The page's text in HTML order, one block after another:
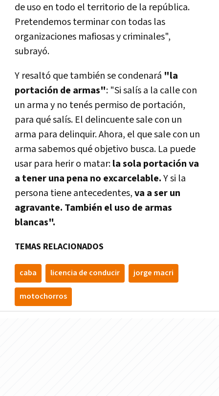
de uso en todo el territorio de la república.
Pretendemos terminar con todas las
organizaciones mafiosas y criminales",
subrayó.
Y resaltó que también se condenará "la
portación de armas": "Si salís a la calle con
un arma y no tenés permiso de portación,
para qué salís. El delincuente sale con un
arma para delinquir. Ahora, el que sale con un
arma sabemos qué objetivo busca. La puede
usar para herir o matar:la sola portación va
a tener una pena no excarcelable.Y si la
persona tiene antecedentes,va a ser un
agravante. También el uso de armas
blancas".
TEMAS RELACIONADOS
caba licencia de conducir jorge macri
motochorros